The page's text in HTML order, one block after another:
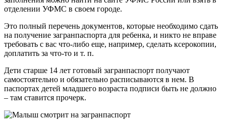
отделении УФМС в своем городе.
Это полный перечень документов, которые необходимо сдать
на получение загранпаспорта для ребенка, и никто не вправе
требовать с вас что-либо еще, например, сделать ксерокопии,
доплатить за что-то и т. п.
Дети старше 14 лет готовый загранпаспорт получают
самостоятельно и обязательно расписываются в нем. В
паспортах детей младшего возраста подписи быть не должно
– там ставится прочерк.